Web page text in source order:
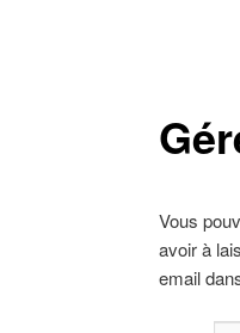
Vous
avoir à
email